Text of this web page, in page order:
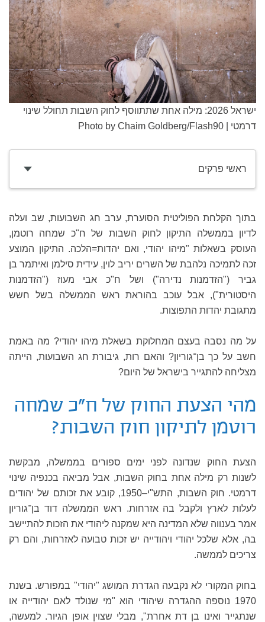
ישראל 2026: מילה אחת שתתווסף לחוק השבות תחולל שינוי
דרמטי | Photo by Chaim Goldberg/Flash90
ראשי פרקים
בתוך הקלחת הפוליטית הסוערת, ערב חג השבועות, שב ועלה
לדיון בממשלה התיקון לחוק השבות של ח"כ שמחה רוטמן,
העוסק בשאלות "מיהו יהודי, ואם יהדות=הלכה. התיקון המוצע
זכה לתמיכה נלהבת של השרים יריב לוין, עידית סילמן ואיתמר בן
גביר ("הזדמנות נדירה") ושל ח"כ אבי מעוז ("הזדמנות
היסטורית"), אבל עוכב בהוראת ראש הממשלה בשל חשש
מתגובת יהדות התפוצות.
על מה נסבה בעצם המחלוקת בשאלת מיהו יהודי? מה באמת
חשב על כך בן־גוריון? והאם רות, גיבורת חג השבועות, הייתה
מצליחה להתגייר בישראל של היום?
מהי הצעת החוק של ח"כ שמחה
רוטמן לתיקון חוק השבות?
הצעת החוק שנדונה לפני ימים ספורים בממשלה, מבקשת
לשנות רק מילה אחת בחוק השבות, אבל מביאה בכנפיה שינוי
דרמטי. חוק השבות, התש"י–1950, קובע את זכותם של יהודים
לעלות לארץ ולקבל בה אזרחות. ראש הממשלה דוד בן־גוריון
אמר בענווה שלא המדינה היא שמקנה ליהודי את הזכות להתיישב
בה, אלא שלכל יהודי ויהודייה יש זכות טבועה לאזרחות, והם רק
צריכים לממשה.
בחוק המקורי לא נקבעה הגדרת המושג "יהודי" במפורש. בשנת
1970 נוספה ההגדרה שיהודי הוא "מי שנולד לאם יהודייה או
שנתגייר ואינו בן דת אחרת", מבלי שצוין אופן הגיור. למעשה,